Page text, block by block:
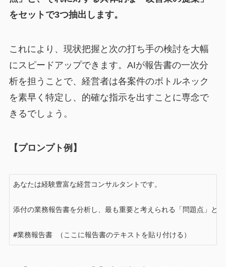
をセットで3つ抽出します。
これにより、現状把握と次の打ち手の検討を大幅
にスピードアップできます。AIが報告書の一次分
析を担うことで、経営者は各案件のボトルネック
を素早く特定し、的確な指示を出すことに専念で
きるでしょう。
【プロンプト例】
あなたは経験豊富な経営コンサルタントです。
添付の業務報告書を分析し、最も重要と考えられる「問題点」と
#業務報告書 （ここに報告書のテキストを貼り付ける）